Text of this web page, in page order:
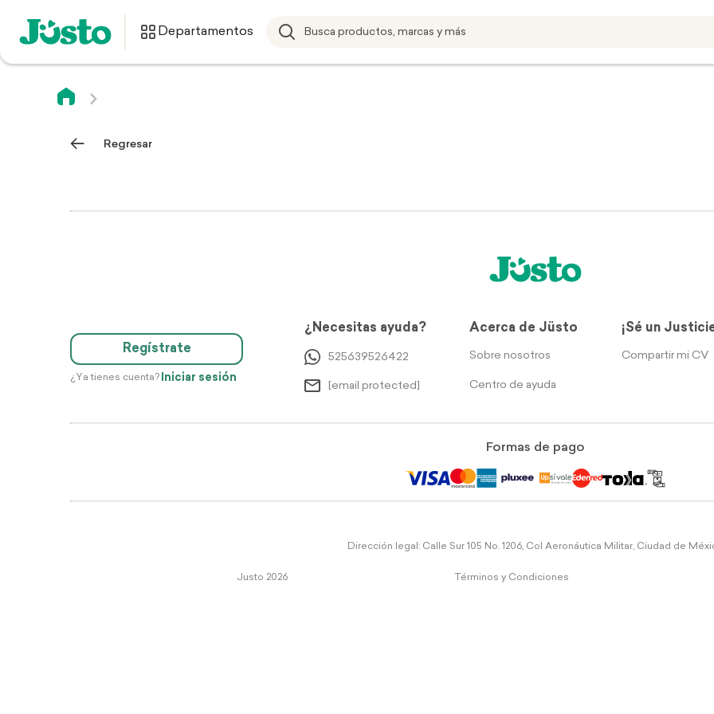
Departamentos
Regresar
Regístrate
¿Ya tienes cuenta? Iniciar sesión
¿Necesitas ayuda?
525639526422
[email protected]
Acerca de Jüsto
Sobre nosotros
Centro de ayuda
¡Sé un
Compartir mi CV
Formas de pago
Dirección legal: Calle Sur 105 No. 1206, Col Aeronáutica Militar, Ciudad de
Justo 2026 Términos y Condiciones